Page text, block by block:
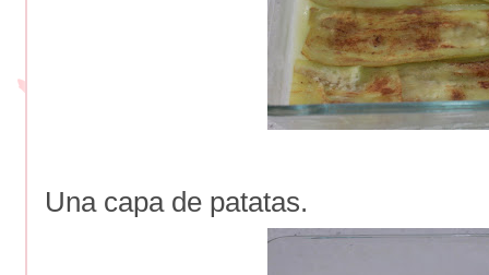
Una capa de patatas.